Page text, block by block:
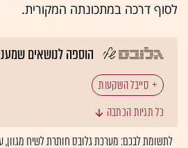
לסוף דרכה במתכונתה המקורית.
הוספה לנושאים
סייבל השקעות
כל תגיות הכתבה
לתשומת לבכם: מערכת גלובס חותרת לשיח מגוון,